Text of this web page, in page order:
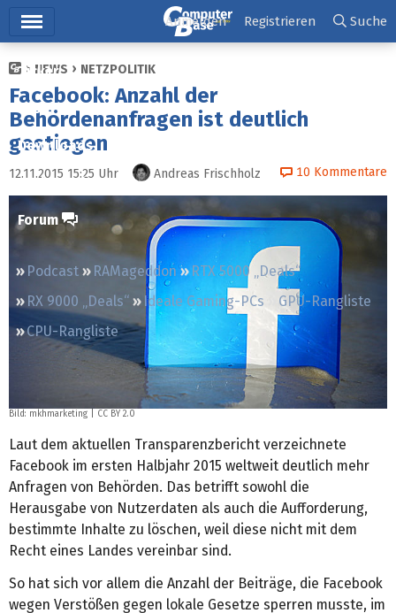
Ticker
Tests
Downloads
Preisvergleich
Forum
Podcast RAMageddon
RTX 5000 „Deals“
RX 9000 „Deals“
Ideale Gaming-PCs
GPU-Rangliste
CPU-Rangliste
Anmelden Registrieren Suche
NEWS NETZPOLITIK
Facebook: Anzahl der
Behördenanfragen ist deutlich
gestiegen
12.11.2015 15:25 Uhr Andreas Frischholz 10 Kommentare
Bild: mkhmarketing CC BY 2.0
Laut dem aktuellen Transparenzbericht verzeichnete
Facebook im ersten Halbjahr 2015 weltweit deutlich mehr
Anfragen von Behörden. Das betrifft sowohl die
Herausgabe von Nutzerdaten als auch die Aufforderung,
bestimmte Inhalte zu löschen, weil diese nicht mit dem
Recht eines Landes vereinbar sind.
So hat sich vor allem die Anzahl der Beiträge, die Facebook
wegen Verstößen gegen lokale Gesetze sperren musste, im